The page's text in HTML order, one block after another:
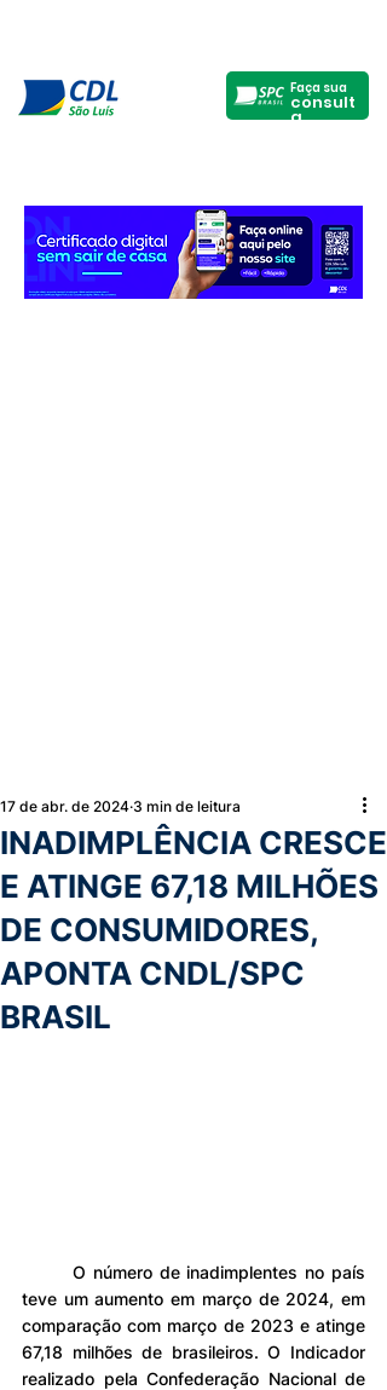
Faça sua
consult
a
INADIMPLÊNCIA CRESCE
E ATINGE 67,18 MILHÕES
DE CONSUMIDORES,
APONTA CNDL/SPC
BRASIL
17 de abr. de 2024 3 min de leitura
teve um aumento em março de 2024, em
comparação com março de 2023 e atinge
67,18 milhões de brasileiros. O Indicador
realizado pela Confederação Nacional de